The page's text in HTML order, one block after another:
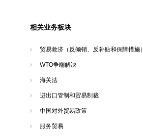
相关业务板块
贸易救济（反倾销、反补贴和保障措施）
WTO争端解决
海关法
进出口管制和贸易制裁
中国对外贸易政策
服务贸易